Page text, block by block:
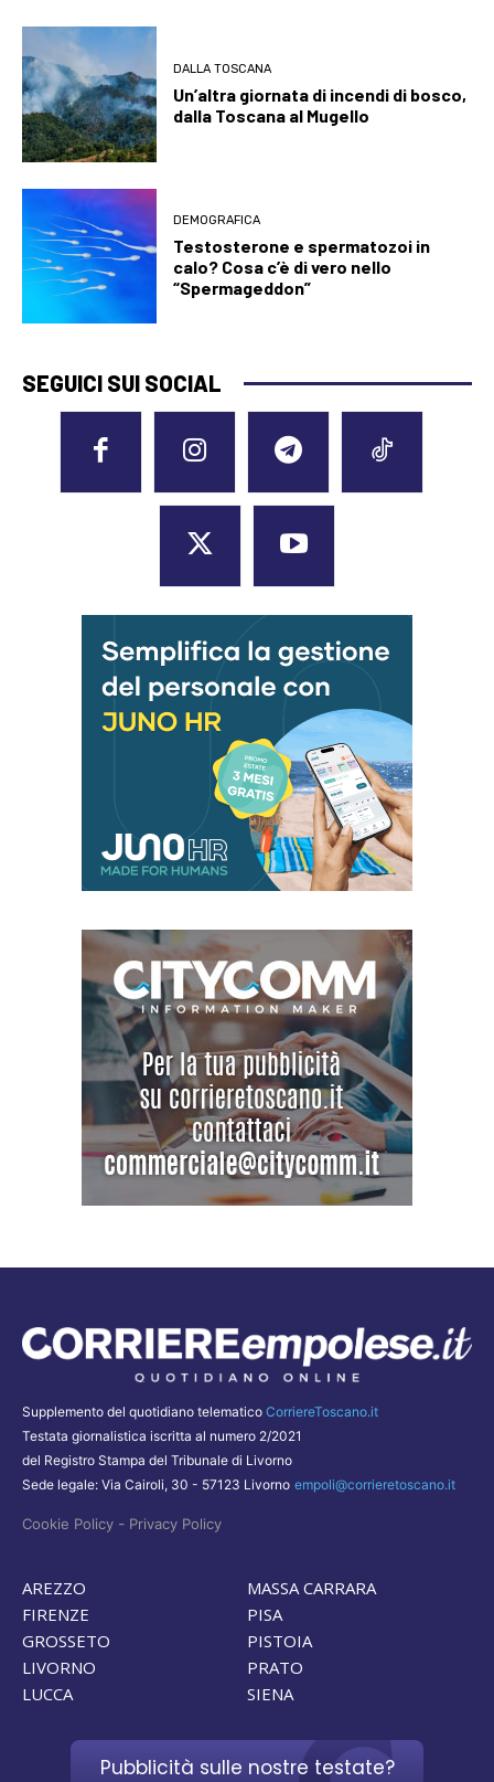
DALLA TOSCANA
Un’altra giornata di incendi di bosco,
dalla Toscana al Mugello
DEMOGRAFICA
Testosterone e spermatozoi in
calo? Cosa c’è di vero nello
“Spermageddon”
SEGUICI SUI SOCIAL
Supplemento del quotidiano telematico CorriereToscano.it
Testata giornalistica iscritta al numero 2/2021
del Registro Stampa del Tribunale di Livorno
Sede legale: Via Cairoli, 30 - 57123 Livorno empoli@corrieretoscano.it
Cookie Policy - Privacy Policy
AREZZO
FIRENZE
GROSSETO
LIVORNO
LUCCA
MASSA CARRARA
PISA
PISTOIA
PRATO
SIENA
Pubblicità sulle nostre testate?